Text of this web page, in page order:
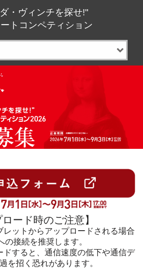
・ヴィンチを探せ!"
トコンペティション
ロード時のご注意】
レットからアップロードされる場合
の接続を推奨します。
ドすると、通信速度の低下や通信デ
を招く恐れがあります。